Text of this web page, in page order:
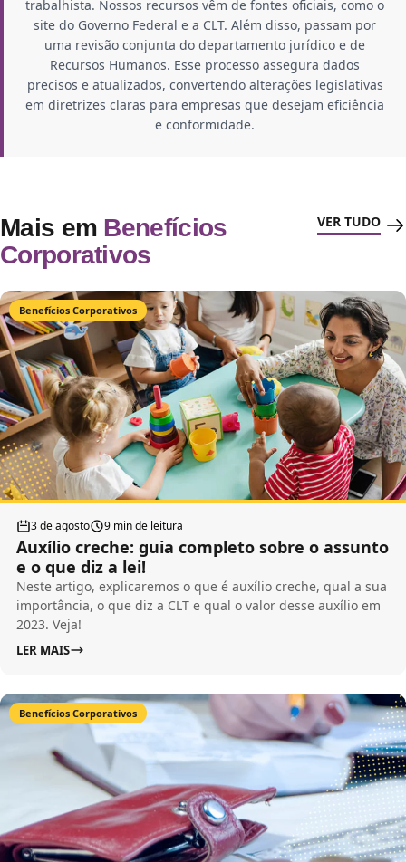
trabalhista. Nossos recursos vêm de fontes oficiais, como o
site do Governo Federal e a CLT. Além disso, passam por
uma revisão conjunta do departamento jurídico e de
Recursos Humanos. Esse processo assegura dados
precisos e atualizados, convertendo alterações legislativas
em diretrizes claras para empresas que desejam eficiência
e conformidade.
Mais em Benefícios
Corporativos
VER TUDO
Benefícios Corporativos
3 de agosto 9 min de leitura
Auxílio creche: guia completo sobre o assunto
e o que diz a lei!
Neste artigo, explicaremos o que é auxílio creche, qual a sua
importância, o que diz a CLT e qual o valor desse auxílio em
2023. Veja!
LER MAIS
Benefícios Corporativos